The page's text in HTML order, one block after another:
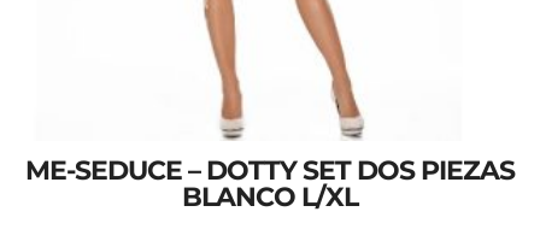
ME-SEDUCE – DOTTY SET DOS PIEZAS
BLANCO L/XL